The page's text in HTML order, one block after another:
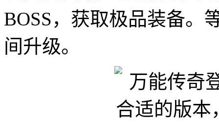
BOSS，获取极品装备。
间升级。